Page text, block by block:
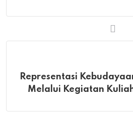
Representasi
Melalui Kegiatan